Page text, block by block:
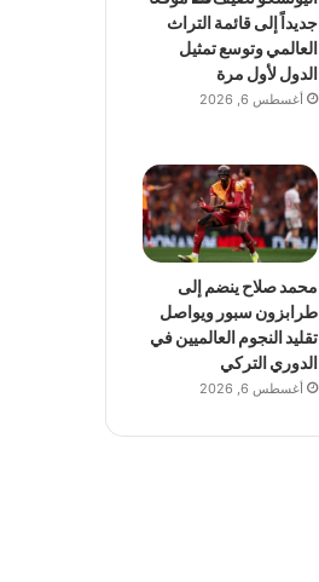
جديداً إلى قائمة التراث
العالمي وتوسع تمثيل
الدول لأول مرة
أغسطس 6, 2026
محمد صلاح ينضم إلى
طرابزون سبور ويواصل
تقليد النجوم العالميين في
الدوري التركي
أغسطس 6, 2026